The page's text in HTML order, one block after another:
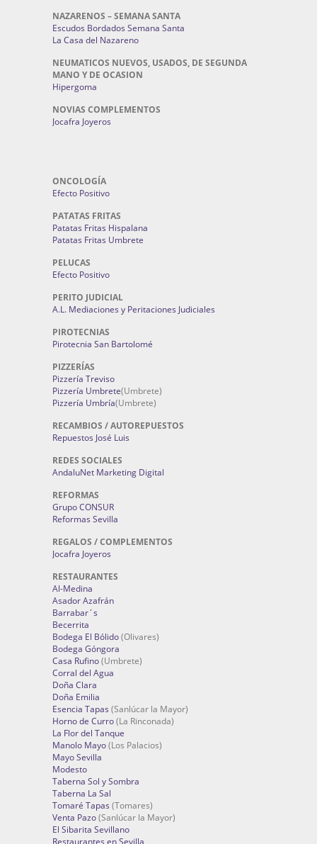
NAZARENOS – SEMANA SANTA
Escudos Bordados Semana Santa
La Casa del Nazareno
NEUMATICOS NUEVOS, USADOS, DE SEGUNDA
MANO Y DE OCASION
Hipergoma
NOVIAS COMPLEMENTOS
Jocafra Joyeros
ONCOLOGÍA
Efecto Positivo
PATATAS FRITAS
Patatas Fritas Hispalana
Patatas Fritas Umbrete
PELUCAS
Efecto Positivo
PERITO JUDICIAL
A.L. Mediaciones y Peritaciones Judiciales
PIROTECNIAS
Pirotecnia San Bartolomé
PIZZERÍAS
Pizzería Treviso
Pizzería Umbrete(Umbrete)
Pizzería Umbría(Umbrete)
RECAMBIOS / AUTOREPUESTOS
Repuestos José Luis
REDES SOCIALES
AndaluNet Marketing Digital
REFORMAS
Grupo CONSUR
Reformas Sevilla
REGALOS / COMPLEMENTOS
Jocafra Joyeros
RESTAURANTES
Al-Medina
Asador Azafrán
Barrabar´s
Becerrita
Bodega El Bólido(Olivares)
Bodega Góngora
Casa Rufino(Umbrete)
Corral del Agua
Doña Clara
Doña Emilia
Esencia Tapas (Sanlúcar la Mayor)
Horno de Curro(La Rinconada)
La Flor del Tanque
Manolo Mayo(Los Palacios)
Mayo Sevilla
Modesto
Taberna Sol y Sombra
Taberna La Sal
Tomaré Tapas (Tomares)
Venta Pazo(Sanlúcar la Mayor)
El Sibarita Sevillano
Restaurantes en Sevilla